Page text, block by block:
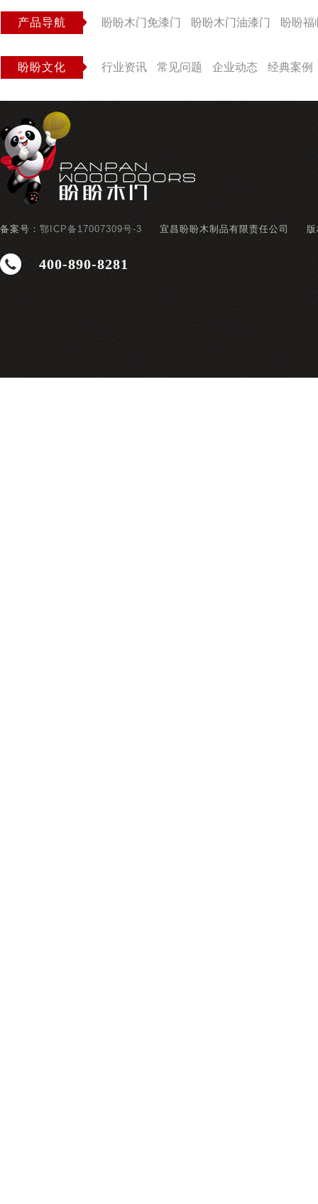
产品导航 盼盼木门免漆门 盼盼木门油漆门 盼盼福
盼盼文化 行业资讯 常见问题 企业动态 经典案例
备案号： 鄂ICP备17007309号-3 宜昌盼盼木制品有限责任公司
400-890-8281